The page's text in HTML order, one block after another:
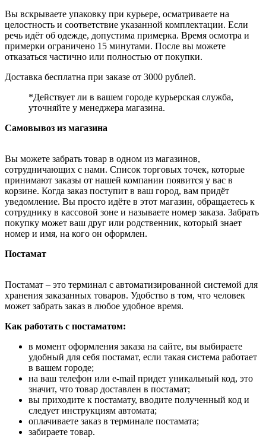
Вы вскрываете упаковку при курьере, осматриваете на
целостность и соответствие указанной комплектации. Если
речь идёт об одежде, допустима примерка. Время осмотра и
примерки ограничено 15 минутами. После вы можете
отказаться частично или полностью от покупки.
Доставка бесплатна при заказе от 3000 рублей.
*Действует ли в вашем городе курьерская служба,
уточняйте у менеджера магазина.
Самовывоз из магазина
Вы можете забрать товар в одном из магазинов,
сотрудничающих с нами. Список торговых точек, которые
принимают заказы от нашей компании появится у вас в
корзине. Когда заказ поступит в ваш город, вам придёт
уведомление. Вы просто идёте в этот магазин, обращаетесь к
сотруднику в кассовой зоне и называете номер заказа. Забрать
покупку может ваш друг или родственник, который знает
номер и имя, на кого он оформлен.
Постамат
Постамат – это терминал с автоматизированной системой для
хранения заказанных товаров. Удобство в том, что человек
может забрать заказ в любое удобное время.
Как работать с постаматом:
в момент оформления заказа на сайте, вы выбираете
удобный для себя постамат, если такая система работает
в вашем городе;
на ваш телефон или e-mail придет уникальный код, это
значит, что товар доставлен в постамат;
вы приходите к постамату, вводите полученный код и
следует инструкциям автомата;
оплачиваете заказ в терминале постамата;
забираете товар.